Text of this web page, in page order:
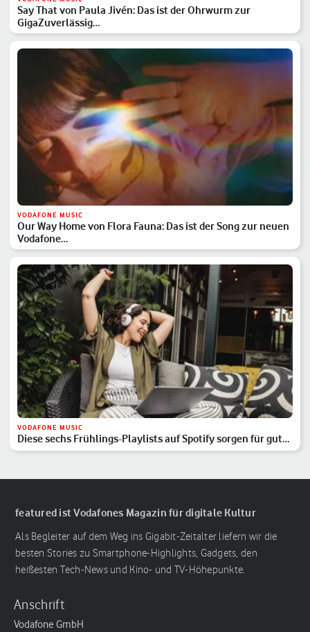
Say That von Paula Jivén: Das ist der Ohrwurm zur
GigaZuverlässig…
VODAFONE MUSIC
Our Way Home von Flora Fauna: Das ist der Song zur neuen
Vodafone…
VODAFONE MUSIC
Diese sechs Frühlings-Playlists auf Spotify sorgen für gute
Laune
featured ist Vodafones Magazin für digitale Kultur
Als Begleiter auf dem Weg ins Gigabit-Zeitalter liefern wir die
besten Stories zu Smartphone-Highlights, Gadgets, den
heißesten Tech-News und Kino- und TV-Höhepunkte.
Anschrift
Vodafone GmbH